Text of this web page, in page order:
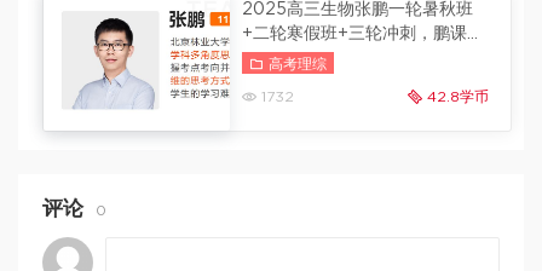
2025高三生物张鹏一轮暑秋班
+二轮寒假班+三轮冲刺，鹏课生
物网课视频
高考理综
1732 42.8学币
评论 0